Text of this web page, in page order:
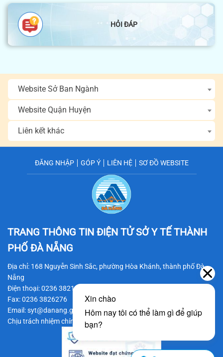
HỎI ĐÁP
Website Sở Ban Ngành
Website Quận Huyện
Liên kết khác
ĐĂNG NHẬP GÓP Ý LIÊN HỆ SƠ ĐỒ WEBSITE
TRANG THÔNG TIN ĐIỆN TỬ SỞ Y TẾTHÀNH
PHỐ ĐÀ NẴNG
Địa chỉ: 168 Nguyễn Sinh Sắc, phường Hòa Khánh, thành phố Đà
Nẵng
Điện thoại: 0236 3821206
Fax: 0236 3826276
Email: syt@danang.gov.vn
Chịu trách nhiệm chính: BS CKII Trần Thanh Thủy - Giám đốc Sở Y tế